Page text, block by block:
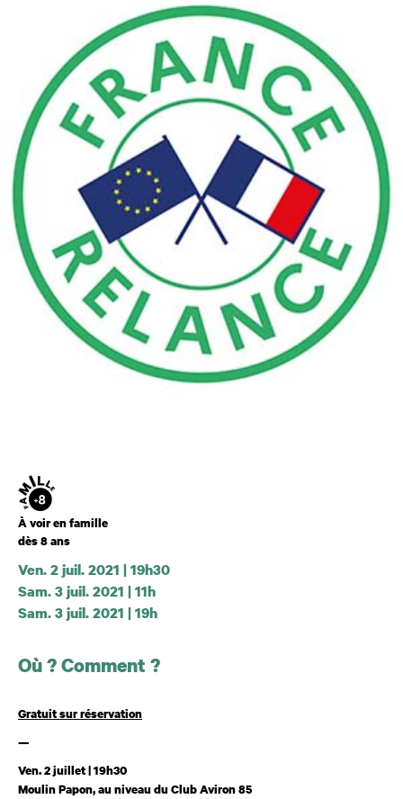
Âge
À voir en famille
dès 8 ans
Dates et horaires
Ven. 2 juil. 2021 | 19h30
Sam. 3 juil. 2021 | 11h
Sam. 3 juil. 2021 | 19h
Où ? Comment ?
Gratuit sur réservation
—
Ven. 2 juillet | 19h30
Moulin Papon, au niveau du Club Aviron 85